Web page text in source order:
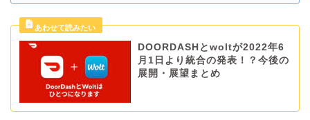
DOORDASHとwoltが2022年6
月1日より統合の発表！？今後の
展開・展望まとめ